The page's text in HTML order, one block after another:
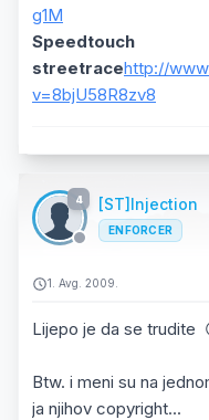
g1M
Speedtouch
streetracehttp://
v=8bjU58R8zv8
4 [ST]Injection
ENFORCER
1. Avg. 2009.
Lijepo je da se trudite
Btw. i meni su na
ja njihov copyright...